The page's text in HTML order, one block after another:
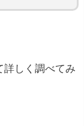
詳しく調べてみ